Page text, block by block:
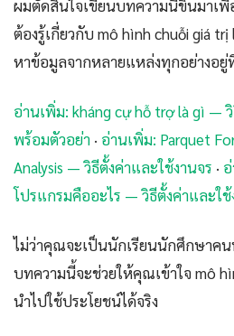
ผมตัดสินใจเขียนบทความนี้ขึ้นมาเ
ต้องรู้เกี่ยวกับ mô hình chuỗi giá trị
หาข้อมูลจากหลายแหล่งทุกอย่างอ
อ่านเพิ่ม: kháng cự hỗ trợ là gì —
พร้อมตัวอย่า · อ่านเพิ่ม: Parquet
Analysis — วิธีตั้งค่าและใช้งานจร ·
โปรแกรมคืออะไร — วิธีตั้งค่าและใ
ไม่ว่าคุณจะเป็นนักเรียนนักศึกษาค
บทความนี้จะช่วยให้คุณเข้าใจ mô
นำไปใช้ประโยชน์ได้จริง